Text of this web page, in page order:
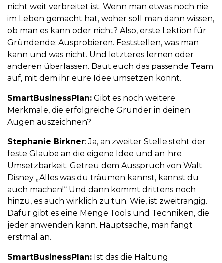
nicht weit verbreitet ist. Wenn man etwas noch nie
im Leben gemacht hat, woher soll man dann wissen,
ob man es kann oder nicht? Also, erste Lektion für
Gründende: Ausprobieren. Feststellen, was man
kann und was nicht. Und letzteres lernen oder
anderen überlassen. Baut euch das passende Team
auf, mit dem ihr eure Idee umsetzen könnt.
SmartBusinessPlan: Gibt es noch weitere
Merkmale, die erfolgreiche Gründer in deinen
Augen auszeichnen?
Stephanie Birkner: Ja, an zweiter Stelle steht der
feste Glaube an die eigene Idee und an ihre
Umsetzbarkeit. Getreu dem Ausspruch von Walt
Disney „Alles was du träumen kannst, kannst du
auch machen!“ Und dann kommt drittens noch
hinzu, es auch wirklich zu tun. Wie, ist zweitrangig.
Dafür gibt es eine Menge Tools und Techniken, die
jeder anwenden kann. Hauptsache, man fängt
erstmal an.
SmartBusinessPlan: Ist das die Haltung